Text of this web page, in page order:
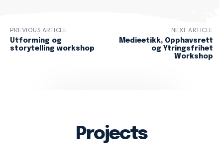
PREVIOUS ARTICLE
Utforming og
storytelling workshop
NEXT ARTICLE
Medieetikk, Opphavsrett
og Ytringsfrihet
Workshop
Projects